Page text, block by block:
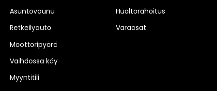
Asuntovaunu
Retkeilyauto
Moottoripyörä
Vaihdossa käy
Myyntitili
Huoltorahoitus
Varaosat